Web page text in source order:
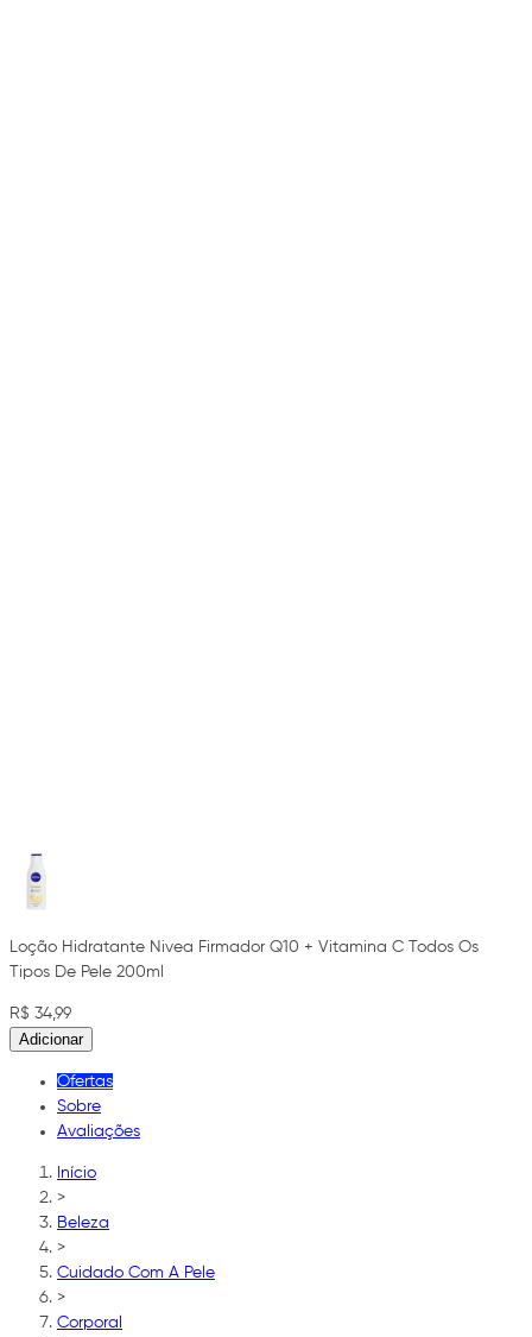
Loção Hidratante Nivea Firmador Q10 + Vitamina C Todos Os
Tipos De Pele 200ml
R$ 34,99
Adicionar
Ofertas
Sobre
Avaliações
Início
>
Beleza
>
Cuidado Com A Pele
>
Corporal